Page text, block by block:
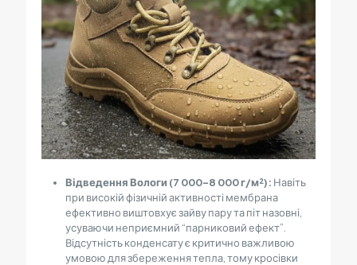
Відведення Вологи (7 000–8 000 г/м²): Навіть
при високій фізичній активності мембрана
ефективно виштовхує зайву пару та піт назовні,
усуваючи неприємний “парниковий ефект”.
Відсутність конденсату є критично важливою
умовою для збереження тепла, тому кросівки